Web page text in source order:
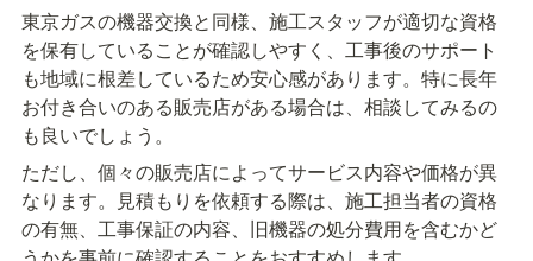
東京ガスの機器交換と同様、施工スタッフが適切な資格
を保有していることが確認しやすく、工事後のサポート
も地域に根差しているため安心感があります。特に長年
お付き合いのある販売店がある場合は、相談してみるの
も良いでしょう。
ただし、個々の販売店によってサービス内容や価格が異
なります。見積もりを依頼する際は、施工担当者の資格
の有無、工事保証の内容、旧機器の処分費用を含むかど